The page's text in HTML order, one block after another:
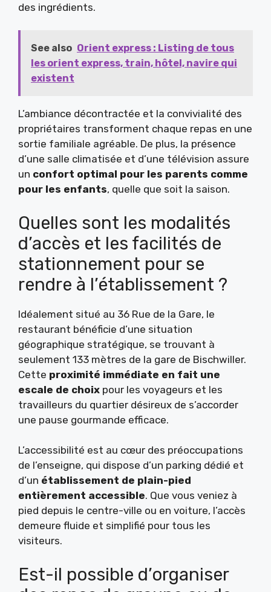
des ingrédients.
See also Orient express : Listing de tous
les orient express, train, hôtel, navire qui
existent
L’ambiance décontractée et la convivialité des
propriétaires transforment chaque repas en une
sortie familiale agréable. De plus, la présence
d’une salle climatisée et d’une télévision assure
un confort optimal pour les parents comme
pour les enfants, quelle que soit la saison.
Quelles sont les modalités
d’accès et les facilités de
stationnement pour se
rendre à l’établissement ?
Idéalement situé au 36 Rue de la Gare, le
restaurant bénéficie d’une situation
géographique stratégique, se trouvant à
seulement 133 mètres de la gare de Bischwiller.
Cette proximité immédiate en fait une
escale de choix pour les voyageurs et les
travailleurs du quartier désireux de s’accorder
une pause gourmande efficace.
L’accessibilité est au cœur des préoccupations
de l’enseigne, qui dispose d’un parking dédié et
d’un établissement de plain-pied
entièrement accessible. Que vous veniez à
pied depuis le centre-ville ou en voiture, l’accès
demeure fluide et simplifié pour tous les
visiteurs.
Est-il possible d’organiser